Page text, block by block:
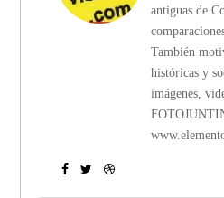
antiguas de
También
históricas y
imágenes,